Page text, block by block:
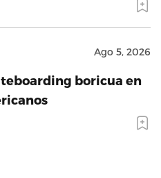
Ago 5, 2026
boricua en